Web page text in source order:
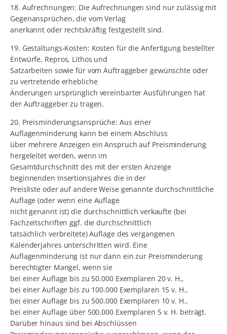
18. Aufrechnungen: Die Aufrechnungen sind nur zulässig mit
Gegenansprüchen, die vom Verlag
anerkannt oder rechtskräftig festgestellt sind.
19. Gestaltungs-Kosten: Kosten für die Anfertigung bestellter
Entwürfe, Repros, Lithos und
Satzarbeiten sowie für vom Auftraggeber gewünschte oder
zu vertretende erhebliche
Änderungen ursprünglich vereinbarter Ausführungen hat
der Auftraggeber zu tragen.
20. Preisminderungsansprüche: Aus einer
Auflagenminderung kann bei einem Abschluss
über mehrere Anzeigen ein Anspruch auf Preisminderung
hergeleitet werden, wenn im
Gesamtdurchschnitt des mit der ersten Anzeige
beginnenden Insertionsjahres die in der
Preisliste oder auf andere Weise genannte durchschnittliche
Auflage (oder wenn eine Auflage
nicht genannt ist) die durchschnittlich verkaufte (bei
Fachzeitschriften ggf. die durchschnittlich
tatsächlich verbreitete) Auflage des vergangenen
Kalenderjahres unterschritten wird. Eine
Auflagenminderung ist nur dann ein zur Preisminderung
berechtigter Mangel, wenn sie
bei einer Auflage bis zu 50.000 Exemplaren 20 v. H.,
bei einer Auflage bis zu 100.000 Exemplaren 15 v. H.,
bei einer Auflage bis zu 500.000 Exemplaren 10 v. H.,
bei einer Auflage über 500.000 Exemplaren 5 v. H. beträgt.
Darüber hinaus sind bei Abschlüssen